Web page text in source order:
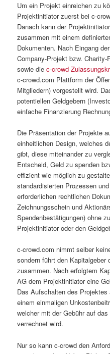
Um ein Projekt einreichen zu
Projektinitiator zuerst bei c-
Danach kann der
zusammen mit einem
Dokumenten. Nach Eingang
Company-Projekt bzw.
sowie diec-crowd
c-crowd.com Plattform der
Mitgliedern) vorgestellt wird.
potentiellen Geldgebern
einfache Finanzierung
Die Präsentation der Projekte
einheitlichen Design, welches
gibt, diese miteinander zu
Entscheid, Geld zu spenden
effizient wie möglich zu
standardisierten Prozessen
erforderlichen rechtlichen
Zeichnungsschein und
Spendenbestätigungen) ohne
Projektinitiator oder den
c-crowd.com nimmt selber
sondern führt den
zusammen. Nach erfolgtem
AG dem Projektinitiator eine
Das Aufschalten des
einem einmaligen
welcher mit der Gebühr auf
verrechnet wird.
Nur so kann c-crowd den